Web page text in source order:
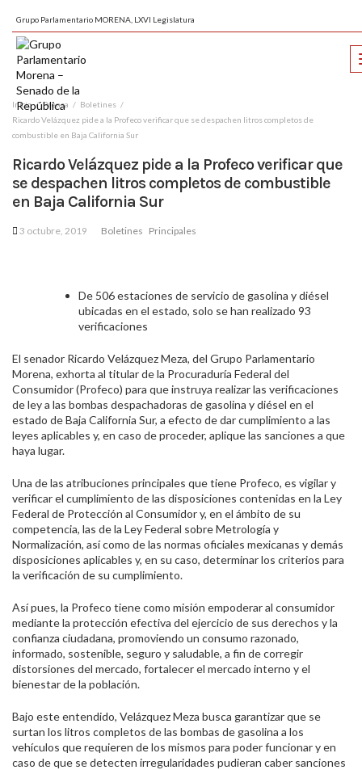
Grupo Parlamentario MORENA, LXVI Legislatura
Inicio Prensa
Boletines
Ricardo Velázquez pide a la Profeco verificar que se despachen litros completos de
combustible en Baja California Sur
Ricardo Velázquez pide a la Profeco verificar que
se despachen litros completos de combustible
en Baja California Sur
3 octubre, 2019 Boletines Principales
De 506 estaciones de servicio de gasolina y diésel
ubicadas en el estado, solo se han realizado 93
verificaciones
El senador Ricardo Velázquez Meza, del Grupo Parlamentario
Morena, exhorta al titular de la Procuraduría Federal del
Consumidor (Profeco) para que instruya realizar las verificaciones
de ley a las bombas despachadoras de gasolina y diésel en el
estado de Baja California Sur, a efecto de dar cumplimiento a las
leyes aplicables y, en caso de proceder, aplique las sanciones a que
haya lugar.
Una de las atribuciones principales que tiene Profeco, es vigilar y
verificar el cumplimiento de las disposiciones contenidas en la Ley
Federal de Protección al Consumidor y, en el ámbito de su
competencia, las de la Ley Federal sobre Metrología y
Normalización, así como de las normas oficiales mexicanas y demás
disposiciones aplicables y, en su caso, determinar los criterios para
la verificación de su cumplimiento.
Así pues, la Profeco tiene como misión empoderar al consumidor
mediante la protección efectiva del ejercicio de sus derechos y la
confianza ciudadana, promoviendo un consumo razonado,
informado, sostenible, seguro y saludable, a fin de corregir
distorsiones del mercado, fortalecer el mercado interno y el
bienestar de la población.
Bajo este entendido, Velázquez Meza busca garantizar que se
surtan los litros completos de las bombas de gasolina a los
vehículos que requieren de los mismos para poder funcionar y en
caso de que se detecten irregularidades pudieran caber sanciones